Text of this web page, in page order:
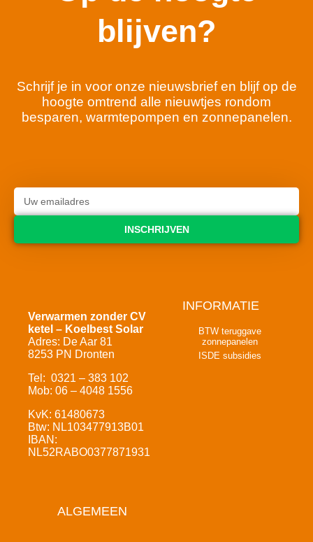
blijven?
Schrijf je in voor onze nieuwsbrief en blijf op de
hoogte omtrend alle nieuwtjes rondom
besparen, warmtepompen en zonnepanelen.
INSCHRIJVEN
Verwarmen zonder CV
ketel – Koelbest Solar
Adres: De Aar 81
8253 PN Dronten
Tel: 0321 – 383 102
Mob: 06 – 4048 1556
KvK: 61480673
Btw: NL103477913B01
IBAN:
NL52RABO0377871931
INFORMATIE
BTW teruggave
zonnepanelen
ISDE subsidies
ALGEMEEN